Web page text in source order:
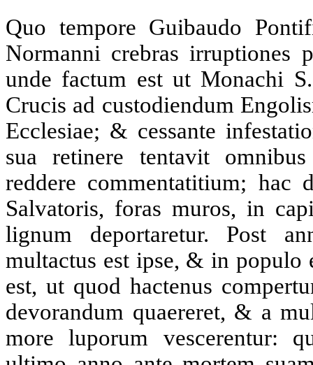
Quo tempore Guibaudo
Normanni crebras irruptiones
unde factum est ut Monachi
Crucis ad custodiendum
Ecclesiae; & cessante
sua retinere tentavit
reddere commentatitium; hac
Salvatoris, foras muros, in
lignum deportaretur. Post
multactus est ipse, & in populo
est, ut quod hactenus
devorandum quaereret, & a
more luporum vescerentur: